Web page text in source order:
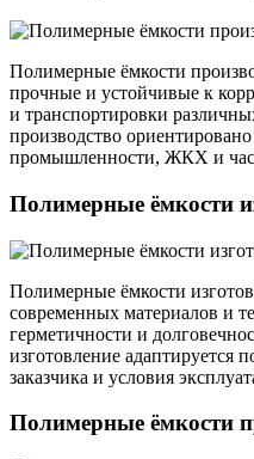
Полимерные ёмкости
прочные и устойчивые к
и транспортировки
производство
промышленности, ЖКХ и
Полимерные ёмкости
Полимерные ёмкости
современных материалов и
герметичности и
изготовление адаптируется
заказчика и условия
Полимерные ёмкости